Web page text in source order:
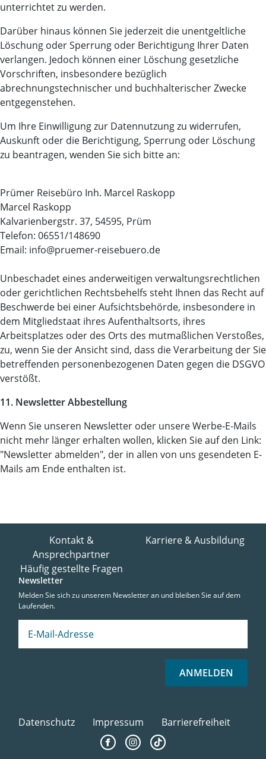
unterrichtet zu werden.
Darüber hinaus können Sie jederzeit die unentgeltliche
Löschung oder Sperrung oder Berichtigung Ihrer Daten
verlangen. Jedoch können einer Löschung gesetzliche
Vorschriften, insbesondere bezüglich
abrechnungstechnischer und buchhalterischer Zwecke
entgegenstehen.
Um Ihre Einwilligung zur Datennutzung zu widerrufen,
Auskunft oder die Berichtigung, Sperrung oder Löschung
zu beantragen, wenden Sie sich bitte an:
Prümer Reisebüro Inh. Marcel Raskopp
Marcel Raskopp
Kalvarienbergstr. 37, 54595, Prüm
Telefon: 06551/148690
Email: info@pruemer-reisebuero.de
Unbeschadet eines anderweitigen verwaltungsrechtlichen
oder gerichtlichen Rechtsbehelfs steht Ihnen das Recht auf
Beschwerde bei einer Aufsichtsbehörde, insbesondere in
dem Mitgliedstaat ihres Aufenthaltsorts, ihres
Arbeitsplatzes oder des Orts des mutmaßlichen Verstoßes,
zu, wenn Sie der Ansicht sind, dass die Verarbeitung der Sie
betreffenden personenbezogenen Daten gegen die DSGVO
verstößt.
11. Newsletter Abbestellung
Wenn Sie unseren Newsletter oder unsere Werbe-E-Mails
nicht mehr länger erhalten wollen, klicken Sie auf den Link:
"Newsletter abmelden", der in allen von uns gesendeten E-
Mails am Ende enthalten ist.
Kontakt &
Ansprechpartner
Karriere & Ausbildung
Häufig gestellte Fragen
Newsletter
Melden Sie sich zu unserem Newsletter an und bleiben Sie auf dem
Laufenden.
ANMELDEN
Datenschutz Impressum Barrierefreiheit